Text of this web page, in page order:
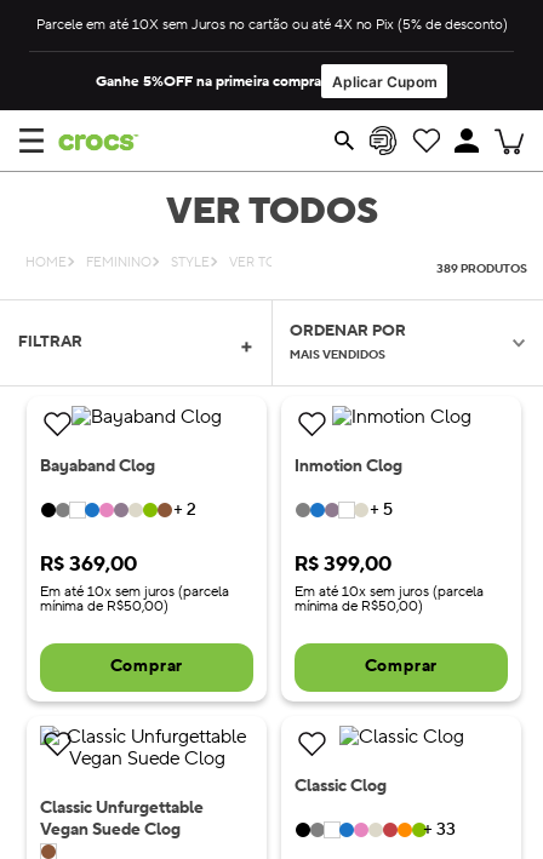
Parcele em até 10X sem Juros no cartão ou até 4X no Pix (5% de desconto)
Ganhe 5%OFF na primeira compra Aplicar Cupom
VER TODOS
FEMININO STYLE VER TODOS 389PRODUTOS
FILTRAR
ORDENAR POR
MAIS VENDIDOS
Bayaband Clog
+ 2
R$369,00
Em até 10x sem juros (parcela
mínima de R$50,00)
Comprar
Inmotion Clog
+ 5
R$399,00
Em até 10x sem juros (parcela
mínima de R$50,00)
Comprar
Classic Unfurgettable
Vegan Suede Clog
Classic Clog
+ 33